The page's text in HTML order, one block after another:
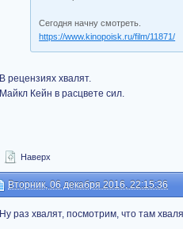
Сегодня начну смотреть.
https://www.kinopoisk.ru/film/11871/
В рецензиях хвалят.
Майкл Кейн в расцвете сил.
Наверх
Вторник, 06 декабря 2016, 22:15:36
Ну раз хвалят, посмотрим, что там